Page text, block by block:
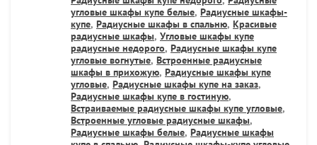
угловые шкафы купе белые, Радиусные шкафы-
купе, Радиусные шкафы в спальню, Красивые
радиусные шкафы, Угловые шкафы купе
радиусные недорого, Радиусные шкафы купе
угловые вогнутые, Встроенные радиусные
шкафы в прихожую, Радиусные шкафы купе
угловые, Радиусные шкафы купе на заказ,
Радиусные шкафы купе в гостиную,
Встраиваемые радиусные шкафы купе угловые,
Встроенные угловые радиусные шкафы,
Радиусные шкафы белые, Радиусные шкафы